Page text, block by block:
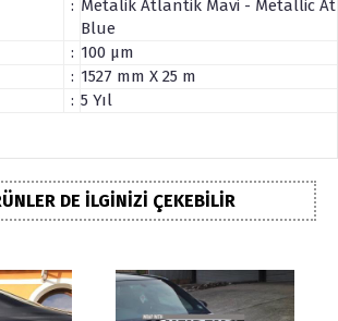
: Metalik Atlantik Mavi - Metallic
Blue
: 100 µm
: 1527 mm X 25 m
: 5 Yıl
DE İLGINIZI ÇEKEBILIR